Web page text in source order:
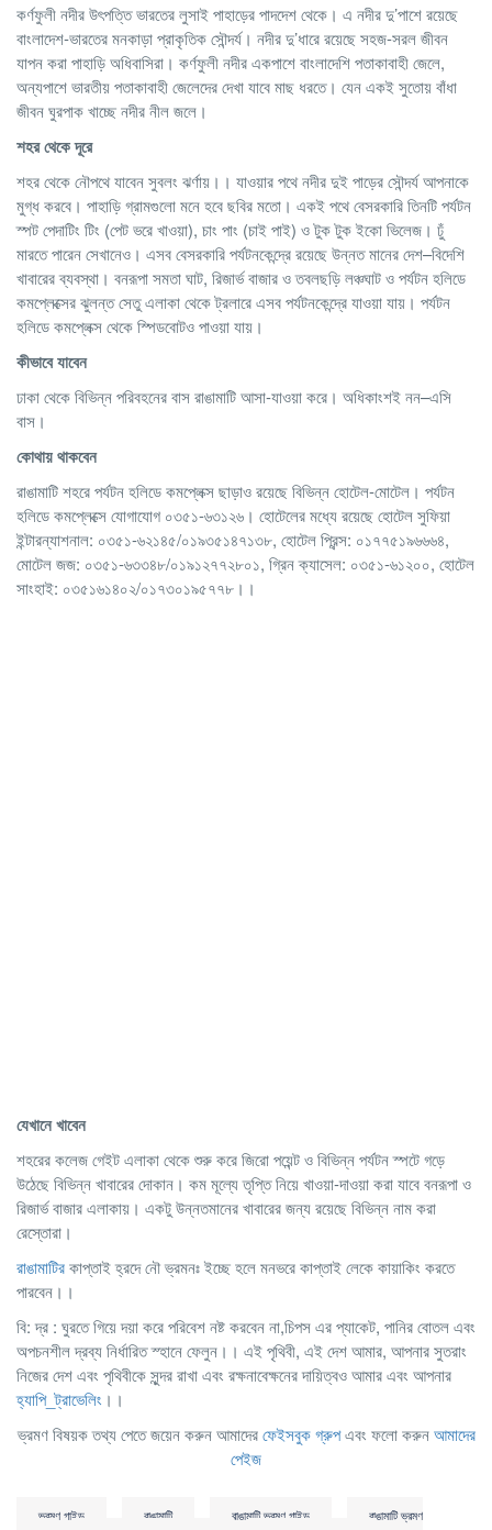
কর্ণফুলী নদীর উৎপত্তি ভারতের লুসাই পাহাড়ের পাদদেশ থেকে। এ নদীর দু’পাশে রয়েছে
বাংলাদেশ-ভারতের মনকাড়া প্রাকৃতিক সৌন্দর্য। নদীর দু’ধারে রয়েছে সহজ-সরল জীবন
যাপন করা পাহাড়ি অধিবাসিরা। কর্ণফুলী নদীর একপাশে বাংলাদেশি পতাকাবাহী জেলে,
অন্যপাশে ভারতীয় পতাকাবাহী জেলেদের দেখা যাবে মাছ ধরতে। যেন একই সুতোয় বাঁধা
জীবন ঘুরপাক খাচ্ছে নদীর নীল জলে।
শহর থেকে দূরে
শহর থেকে নৌপথে যাবেন সুবলং ঝর্ণায়।। যাওয়ার পথে নদীর দুই পাড়ের সৌন্দর্য আপনাকে
মুগ্ধ করবে। পাহাড়ি গ্রামগুলো মনে হবে ছবির মতো। একই পথে বেসরকারি তিনটি পর্যটন
স্পট পেদাটিং টিং (পেট ভরে খাওয়া), চাং পাং (চাই পাই) ও টুক টুক ইকো ভিলেজ। ঢুঁ
মারতে পারেন সেখানেও। এসব বেসরকারি পর্যটনকেন্দ্রে রয়েছে উন্নত মানের দেশ–বিদেশি
খাবারের ব্যবস্থা। বনরূপা সমতা ঘাট, রিজার্ভ বাজার ও তবলছড়ি লঞ্চঘাট ও পর্যটন হলিডে
কমপ্লেক্সের ঝুলন্ত সেতু এলাকা থেকে ট্রলারে এসব পর্যটনকেন্দ্রে যাওয়া যায়। পর্যটন
হলিডে কমপ্লেক্স থেকে স্পিডবোটও পাওয়া যায়।
কীভাবে যাবেন
ঢাকা থেকে বিভিন্ন পরিবহনের বাস রাঙামাটি আসা-যাওয়া করে। অধিকাংশই নন–এসি
বাস।
কোথায় থাকবেন
রাঙামাটি শহরে পর্যটন হলিডে কমপ্লেক্স ছাড়াও রয়েছে বিভিন্ন হোটেল-মোটেল। পর্যটন
হলিডে কমপ্লেক্সে যোগাযোগ ০৩৫১-৬৩১২৬। হোটেলের মধ্যে রয়েছে হোটেল সুফিয়া
ইন্টারন্যাশনাল: ০৩৫১-৬২১৪৫/০১৯৩৫১৪৭১৩৮, হোটেল প্রিন্স: ০১৭৭৫১৯৬৬৬৪,
মোটেল জজ: ০৩৫১-৬৩৩৪৮/০১৯১২৭৭২৮০১, গ্রিন ক্যাসেল: ০৩৫১-৬১২০০, হোটেল
সাংহাই: ০৩৫১৬১৪০২/০১৭৩০১৯৫৭৭৮।।
যেখানে খাবেন
শহরের কলেজ গেইট এলাকা থেকে শুরু করে জিরো পয়েন্ট ও বিভিন্ন পর্যটন স্পটে গড়ে
উঠেছে বিভিন্ন খাবারের দোকান। কম মূল্যে তৃপ্তি নিয়ে খাওয়া-দাওয়া করা যাবে বনরূপা ও
রিজার্ভ বাজার এলাকায়। একটু উন্নতমানের খাবারের জন্য রয়েছে বিভিন্ন নাম করা
রেস্তোরা।
রাঙামাটিরকাপ্তাই হ্রদে নৌ ভ্রমনঃ ইচ্ছে হলে মনভরে কাপ্তাই লেকে কায়াকিং করতে
পারবেন।।
বি: দ্র : ঘুরতে গিয়ে দয়া করে পরিবেশ নষ্ট করবেন না,চিপস এর প্যাকেট, পানির বোতল এবং
অপচনশীল দ্রব্য নির্ধারিত স্হানে ফেলুন।। এই পৃথিবী, এই দেশ আমার, আপনার সুতরাং
নিজের দেশ এবং পৃথিবীকে সুন্দর রাখা এবং রক্ষনাবেক্ষনের দায়িত্বও আমার এবং আপনার
হ্যাপি_ট্রাভেলিং ।।
ভ্রমণ বিষয়ক তথ্য পেতে জয়েন করুন আমাদেরফেইসবুক গ্রুপএবং ফলো করুনআমাদের
পেইজ
ভ্রমণ গাইড রাঙামাটি রাঙামাটি ভ্রমণ গাইড
রাঙামাটি ভ্রমণ